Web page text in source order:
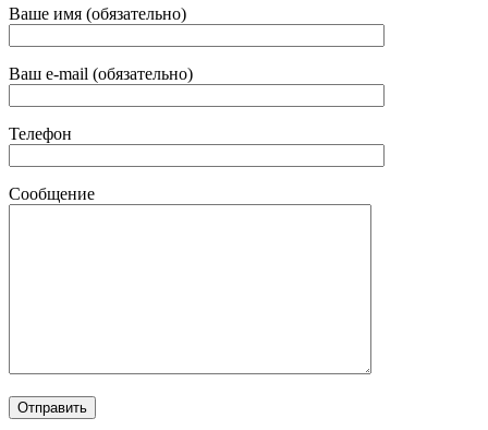
Ваше имя (обязательно)
Ваш e-mail (обязательно)
Телефон
Сообщение